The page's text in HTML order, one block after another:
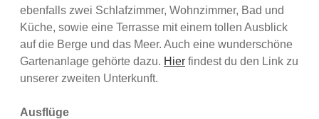
ebenfalls zwei Schlafzimmer, Wohnzimmer, Bad und
Küche, sowie eine Terrasse mit einem tollen Ausblick
auf die Berge und das Meer. Auch eine wunderschöne
Gartenanlage gehörte dazu. Hier findest du den Link zu
unserer zweiten Unterkunft.
Ausflüge